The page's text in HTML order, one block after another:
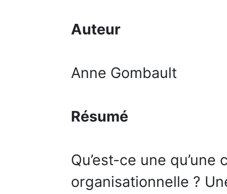
Auteur
Anne Gombault
Résumé
Qu’est-ce une qu’une
organisationnelle ?